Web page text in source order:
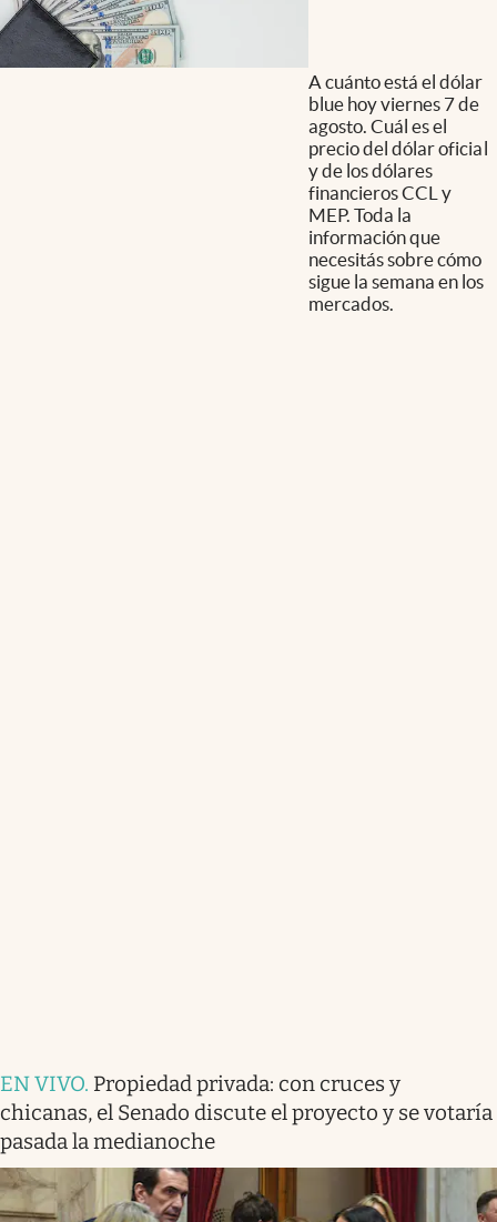
A cuánto está el dólar
blue hoy viernes 7 de
agosto. Cuál es el
precio del dólar oficial
y de los dólares
financieros CCL y
MEP. Toda la
información que
necesitás sobre cómo
sigue la semana en los
mercados.
EN VIVO. Propiedad privada: con cruces y
chicanas, el Senado discute el proyecto y se votaría
pasada la medianoche